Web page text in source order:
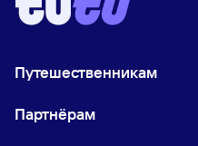
Путешественникам
Партнёрам